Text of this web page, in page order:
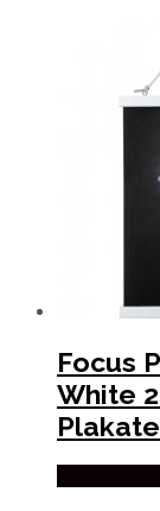
Focus
White